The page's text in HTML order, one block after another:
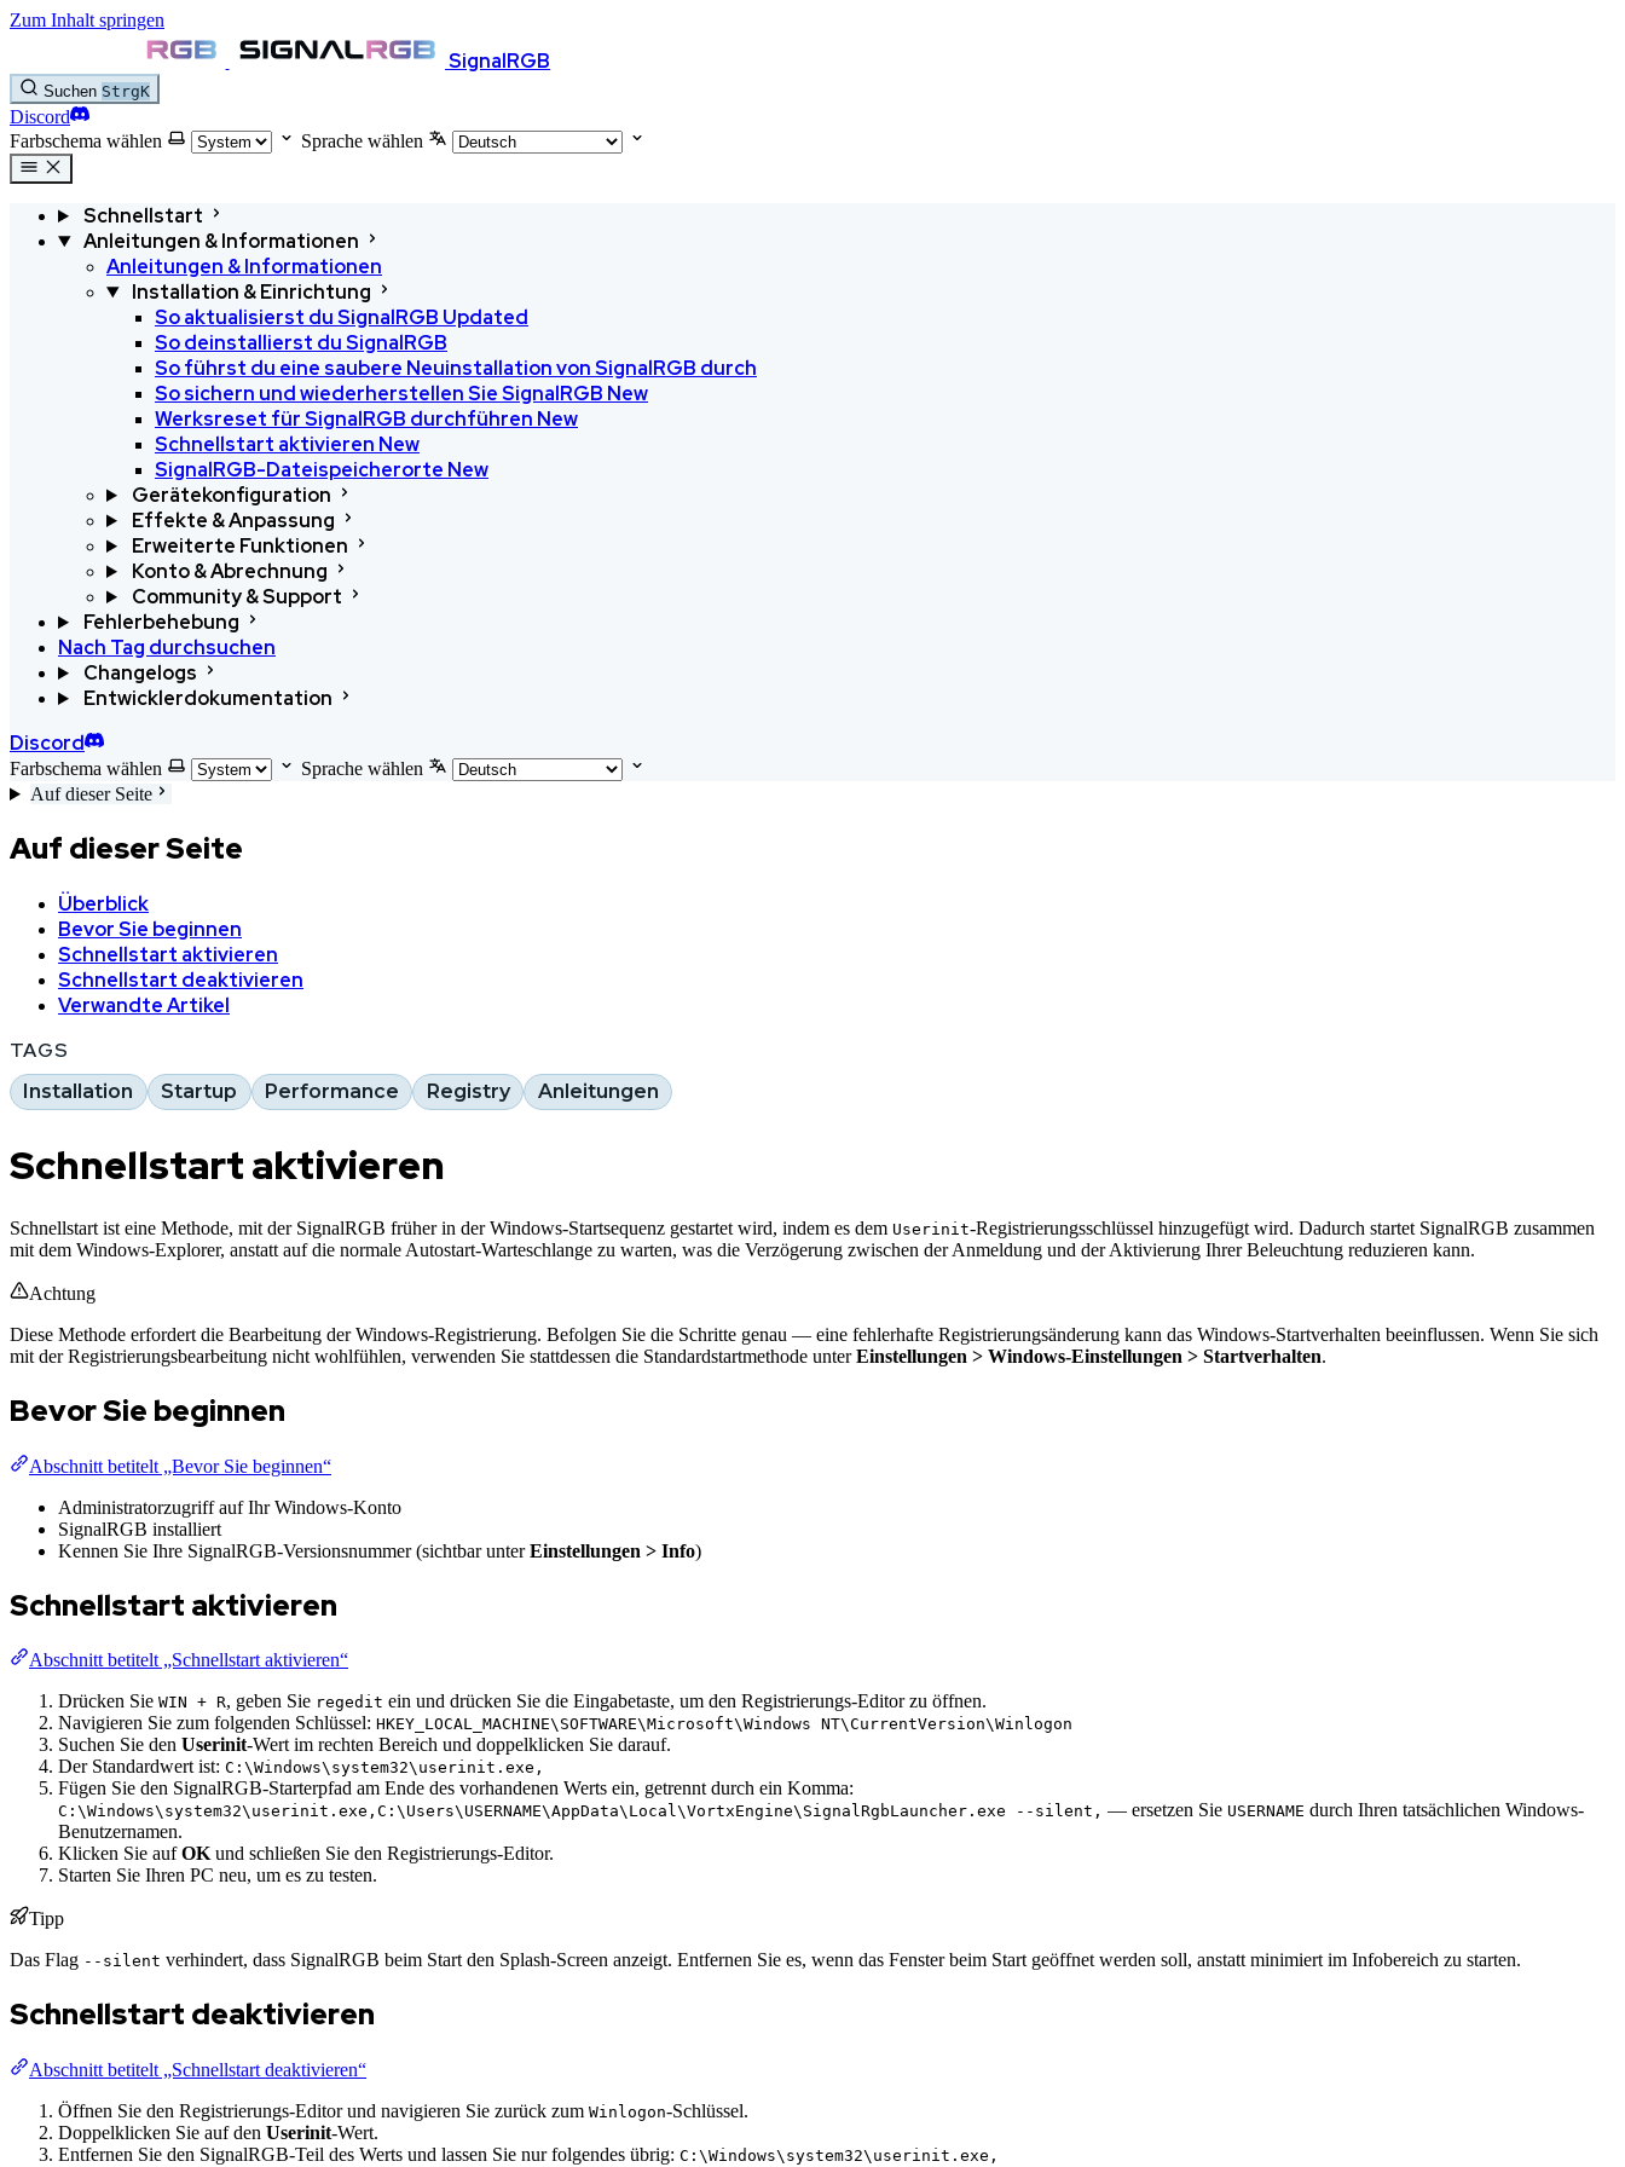
Zum Inhalt springen
SignalRGB
Suchen StrgK
Discord
Farbschema wählen
Sprache wählen
Schnellstart
Anleitungen & Informationen
Anleitungen & Informationen
Installation & Einrichtung
So aktualisierst du SignalRGB Updated
So deinstallierst du SignalRGB
So führst du eine saubere Neuinstallation von SignalRGB durch
So sichern und wiederherstellen Sie SignalRGB New
Werksreset für SignalRGB durchführen New
Schnellstart aktivieren New
SignalRGB-Dateispeicherorte New
Gerätekonfiguration
Effekte & Anpassung
Erweiterte Funktionen
Konto & Abrechnung
Community & Support
Fehlerbehebung
Nach Tag durchsuchen
Changelogs
Entwicklerdokumentation
Discord
Farbschema wählen
Sprache wählen
Auf dieser Seite
Auf dieser Seite
Überblick
Bevor Sie beginnen
Schnellstart aktivieren
Schnellstart deaktivieren
Verwandte Artikel
TAGS
Installation Startup Performance Registry Anleitungen
Schnellstart aktivieren
Schnellstart ist eine Methode, mit der SignalRGB früher in der Windows-Startsequenz gestartet wird, indem es dem Userinit-Registrierungsschlüssel hinzugefügt wird. Dadurch startet SignalRGB zusammen
mit dem Windows-Explorer, anstatt auf die normale Autostart-Warteschlange zu warten, was die Verzögerung zwischen der Anmeldung und der Aktivierung Ihrer Beleuchtung reduzieren kann.
Achtung
Diese Methode erfordert die Bearbeitung der Windows-Registrierung. Befolgen Sie die Schritte genau — eine fehlerhafte Registrierungsänderung kann das Windows-Startverhalten beeinflussen. Wenn Sie sich
mit der Registrierungsbearbeitung nicht wohlfühlen, verwenden Sie stattdessen die Standardstartmethode unterEinstellungen > Windows-Einstellungen > Startverhalten.
Bevor Sie beginnen
Abschnitt betitelt „Bevor Sie beginnen“
Administratorzugriff auf Ihr Windows-Konto
SignalRGB installiert
Kennen Sie Ihre SignalRGB-Versionsnummer (sichtbar unterEinstellungen > Info)
Schnellstart aktivieren
Abschnitt betitelt „Schnellstart aktivieren“
Drücken Sie WIN + R, geben Sie regedit ein und drücken Sie die Eingabetaste, um den Registrierungs-Editor zu öffnen.
Navigieren Sie zum folgenden Schlüssel: HKEY_LOCAL_MACHINE\SOFTWARE\Microsoft\Windows NT\CurrentVersion\Winlogon
Suchen Sie den Userinit-Wert im rechten Bereich und doppelklicken Sie darauf.
Der Standardwert ist: C:\Windows\system32\userinit.exe,
Fügen Sie den SignalRGB-Starterpfad am Ende des vorhandenen Werts ein, getrennt durch ein Komma:
C:\Windows\system32\userinit.exe,C:\Users\USERNAME\AppData\Local\VortxEngine\SignalRgbLauncher.exe --silent, — ersetzen Sie USERNAME durch Ihren tatsächlichen Windows-
Benutzernamen.
Klicken Sie aufOKund schließen Sie den Registrierungs-Editor.
Starten Sie Ihren PC neu, um es zu testen.
Tipp
Das Flag --silent verhindert, dass SignalRGB beim Start den Splash-Screen anzeigt. Entfernen Sie es, wenn das Fenster beim Start geöffnet werden soll, anstatt minimiert im Infobereich zu starten.
Schnellstart deaktivieren
Abschnitt betitelt „Schnellstart deaktivieren“
Öffnen Sie den Registrierungs-Editor und navigieren Sie zurück zum Winlogon-Schlüssel.
Doppelklicken Sie auf den Userinit-Wert.
Entfernen Sie den SignalRGB-Teil des Werts und lassen Sie nur folgendes übrig: C:\Windows\system32\userinit.exe,